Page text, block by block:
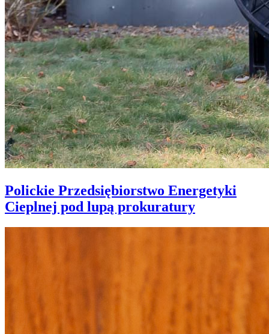
Polickie Przedsiębiorstwo Energetyki
Cieplnej pod lupą prokuratury